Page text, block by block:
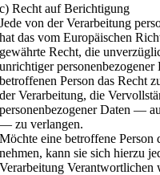
c) Recht auf Berichtigung
Jede von der Verarbeitung
hat das vom Europäischen
gewährte Recht, die
unrichtiger
betroffenen Person das Recht
der Verarbeitung, die
personenbezogener Daten —
— zu verlangen.
Möchte eine betroffene Person
nehmen, kann sie sich hierzu
Verarbeitung Verantwortlichen